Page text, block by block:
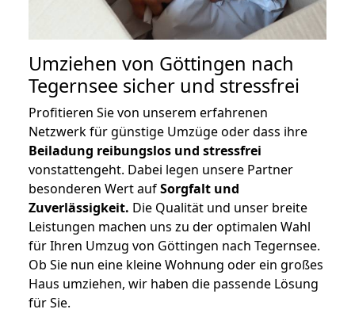
Umziehen von Göttingen nach
Tegernsee sicher und stressfrei
Profitieren Sie von unserem erfahrenen
Netzwerk für günstige Umzüge oder dass ihre
Beiladung reibungslos und stressfrei
vonstattengeht. Dabei legen unsere Partner
besonderen Wert aufSorgfalt und
Zuverlässigkeit. Die Qualität und unser breite
Leistungen machen uns zu der optimalen Wahl
für Ihren Umzug von Göttingen nach Tegernsee.
Ob Sie nun eine kleine Wohnung oder ein großes
Haus umziehen, wir haben die passende Lösung
für Sie.